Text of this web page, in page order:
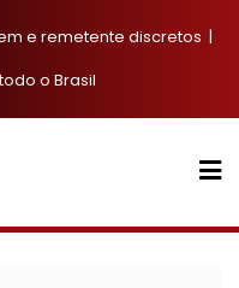
e remetente discretos
o Brasil